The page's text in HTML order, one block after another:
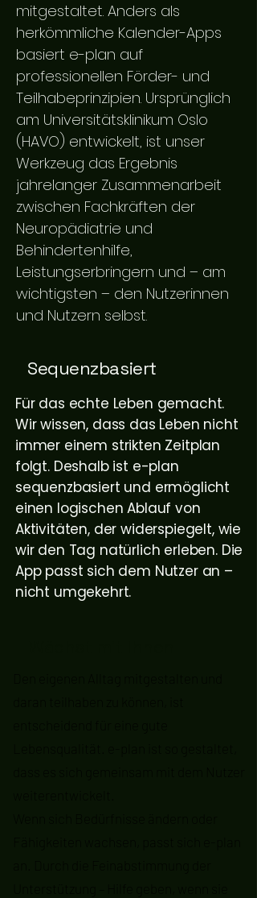
mitgestaltet. Anders als
herkömmliche Kalender-Apps
basiert e-plan auf
professionellen Förder- und
Teilhabeprinzipien. Ursprünglich
am Universitätsklinikum Oslo
(HAVO) entwickelt, ist unser
Werkzeug das Ergebnis
jahrelanger Zusammenarbeit
zwischen Fachkräften der
Neuropädiatrie und
Behindertenhilfe,
Leistungserbringern und – am
wichtigsten – den Nutzerinnen
und Nutzern selbst.
Sequenzbasiert
Für das echte Leben gemacht.
Wir wissen, dass das Leben nicht
immer einem strikten Zeitplan
folgt. Deshalb ist e-plan
sequenzbasiert und ermöglicht
einen logischen Ablauf von
Aktivitäten, der widerspiegelt, wie
wir den Tag natürlich erleben. Die
App passt sich dem Nutzer an –
nicht umgekehrt.